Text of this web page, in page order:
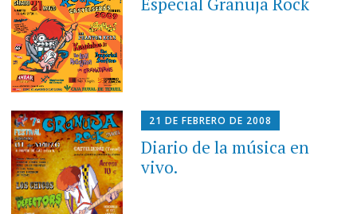
21 DE FEBRERO DE 2008
Diario de la música en
vivo.